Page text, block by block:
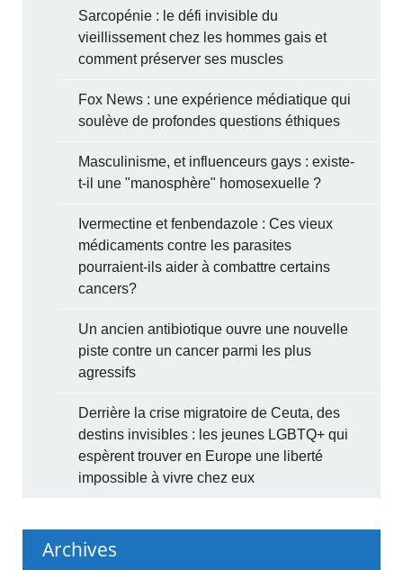
Sarcopénie : le défi invisible du
vieillissement chez les hommes gais et
comment préserver ses muscles
Fox News : une expérience médiatique qui
soulève de profondes questions éthiques
Masculinisme, et influenceurs gays : existe-
t-il une "manosphère" homosexuelle ?
Ivermectine et fenbendazole : Ces vieux
médicaments contre les parasites
pourraient-ils aider à combattre certains
cancers?
Un ancien antibiotique ouvre une nouvelle
piste contre un cancer parmi les plus
agressifs
Derrière la crise migratoire de Ceuta, des
destins invisibles : les jeunes LGBTQ+ qui
espèrent trouver en Europe une liberté
impossible à vivre chez eux
Archives